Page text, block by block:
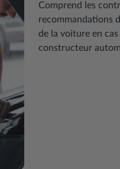
Comprend les
recommandations
de la voiture en
constructeur